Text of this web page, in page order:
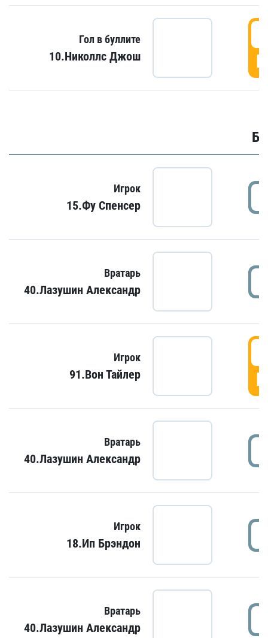
Гол в буллите
10.Николлс Джош
Игрок
15.Фу Спенсер
Вратарь
40.Лазушин Александр
Игрок
91.Вон Тайлер
Вратарь
40.Лазушин Александр
Игрок
18.Ип Брэндон
Вратарь
40.Лазушин Александр